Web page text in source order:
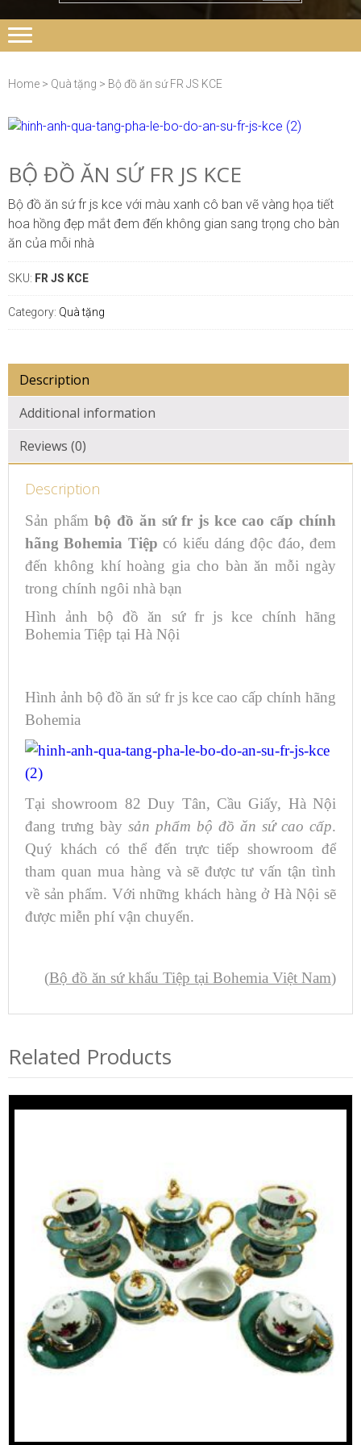
Home > Quà tặng > Bộ đồ ăn sứ ​FR JS KCE
BỘ ĐỒ ĂN SỨ ​FR JS KCE
Bộ đồ ăn sứ fr js kce với màu xanh cô ban vẽ vàng họa tiết
hoa hồng đẹp mắt đem đến không gian sang trọng cho bàn
ăn của mỗi nhà
SKU: ​FR JS KCE
Category: Quà tặng
Description
Additional information
Reviews (0)
Description
Sản phẩm bộ đồ ăn sứ fr js kce cao cấp chính
hãng Bohemia Tiệp có kiểu dáng độc đáo, đem
đến không khí hoàng gia cho bàn ăn mỗi ngày
trong chính ngôi nhà bạn
Hình ảnh bộ đồ ăn sứ fr js kce chính hãng
Bohemia Tiệp tại Hà Nội
Hình ảnh bộ đồ ăn sứ fr js kce cao cấp chính hãng
Bohemia
Tại showroom 82 Duy Tân, Cầu Giấy, Hà Nội
đang trưng bày sản phẩm bộ đồ ăn sứ cao cấp.
Quý khách có thể đến trực tiếp showroom để
tham quan mua hàng và sẽ được tư vấn tận tình
về sản phẩm. Với những khách hàng ở Hà Nội sẽ
được miễn phí vận chuyển.
(Bộ đồ ăn sứ khẩu Tiệp tại Bohemia Việt Nam)
Related Products